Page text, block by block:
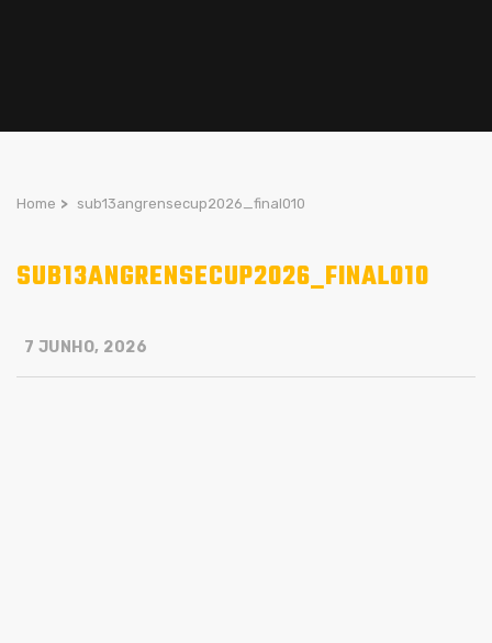
Home > sub13angrensecup2026_final010
SUB13ANGRENSECUP2026_FINAL010
7 JUNHO, 2026